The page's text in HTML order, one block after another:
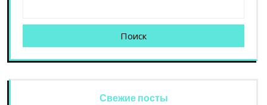
Поиск
Свежие посты